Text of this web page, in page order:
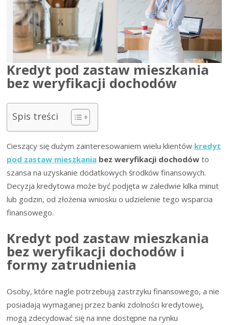
Kredyt pod zastaw mieszkania
bez weryfikacji dochodów
Spis treści
Cieszący się dużym zainteresowaniem wielu klientów kredyt
pod zastaw mieszkania bez weryfikacji dochodów to
szansa na uzyskanie dodatkowych środków finansowych.
Decyzja kredytowa może być podjęta w zaledwie kilka minut
lub godzin, od złożenia wniosku o udzielenie tego wsparcia
finansowego.
Kredyt pod zastaw mieszkania
bez weryfikacji dochodów i
formy zatrudnienia
Osoby, które nagle potrzebują zastrzyku finansowego, a nie
posiadają wymaganej przez banki zdolności kredytowej,
mogą zdecydować się na inne dostępne na rynku